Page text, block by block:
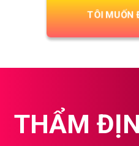
TÔI MUỐN
THẨM